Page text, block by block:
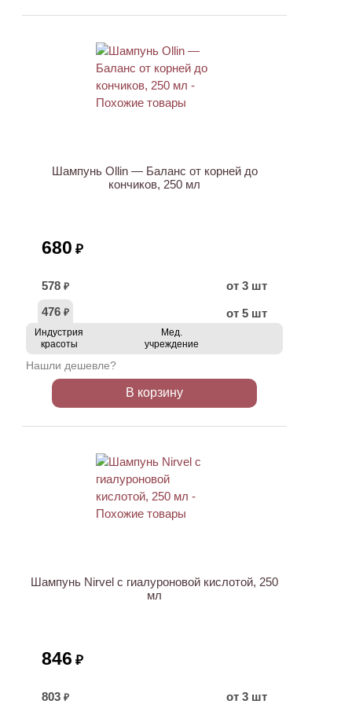
Шампунь Ollin — Баланс от корней до
кончиков, 250 мл
680 ₽
578 ₽
от 3 шт
476 ₽ от 5 шт
Индустрия
красоты
Мед.
учреждение
Нашли дешевле?
В корзину
Шампунь Nirvel с гиалуроновой кислотой, 250
мл
846 ₽
803 ₽
от 3 шт